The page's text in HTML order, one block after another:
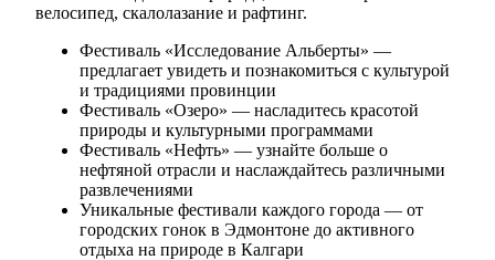
велосипед, скалолазание и рафтинг.
Фестиваль «Исследование Альберты» —
предлагает увидеть и познакомиться с культурой
и традициями провинции
Фестиваль «Озеро» — насладитесь красотой
природы и культурными программами
Фестиваль «Нефть» — узнайте больше о
нефтяной отрасли и наслаждайтесь различными
развлечениями
Уникальные фестивали каждого города — от
городских гонок в Эдмонтоне до активного
отдыха на природе в Калгари